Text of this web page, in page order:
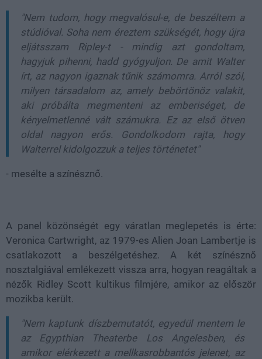
"Nem tudom, hogy megvalósul-e, de beszéltem a
stúdióval. Soha nem éreztem szükségét, hogy újra
eljátsszam Ripley-t - mindig azt gondoltam,
hagyjuk pihenni, hadd gyógyuljon. De amit Walter
írt, az nagyon igaznak tűnik számomra. Arról szól,
milyen társadalom az, amely bebörtönöz valakit,
aki próbálta megmenteni az emberiséget, de
kényelmetlenné vált számukra. Ez az első ötven
oldal nagyon erős. Gondolkodom rajta, hogy
Walterrel kidolgozzuk a teljes történetet"
- mesélte a színésznő.
A panel közönségét egy váratlan meglepetés is érte:
Veronica Cartwright, az 1979-es Alien Joan Lambertje is
csatlakozott a beszélgetéshez. A két színésznő
nosztalgiával emlékezett vissza arra, hogyan reagáltak a
nézők Ridley Scott kultikus filmjére, amikor az először
mozikba került.
"Nem kaptunk díszbemutatót, egyedül mentem le
az Egypthian Theaterbe Los Angelesben, és
amikor elérkezett a mellkasrobbantós jelenet, az